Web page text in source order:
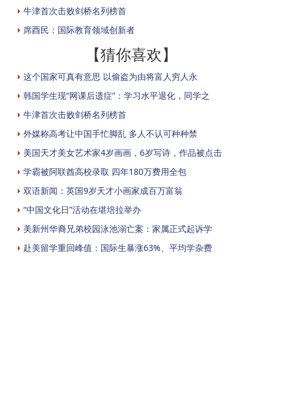
牛津首次击败剑桥名列榜首
席酉民：国际教育领域创新者
【猜你喜欢】
这个国家可真有意思 以偷盗为由将富人穷人永
韩国学生现“网课后遗症”：学习水平退化，同学之
牛津首次击败剑桥名列榜首
外媒称高考让中国手忙脚乱 多人不认可种种禁
美国天才美女艺术家4岁画画，6岁写诗，作品被点击
学霸被阿联酋高校录取 四年180万费用全包
双语新闻：英国9岁天才小画家成百万富翁
“中国文化日”活动在堪培拉举办
美新州华裔兄弟校园泳池溺亡案：家属正式起诉学
赴美留学重回峰值：国际生暴涨63%、平均学杂费